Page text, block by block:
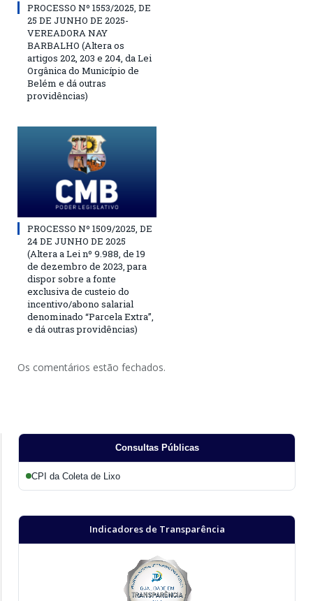
PROCESSO Nº 1553/2025, DE
25 DE JUNHO DE 2025-
VEREADORA NAY
BARBALHO (Altera os
artigos 202, 203 e 204, da Lei
Orgânica do Município de
Belém e dá outras
providências)
PROCESSO Nº 1509/2025, DE
24 DE JUNHO DE 2025
(Altera a Lei nº 9.988, de 19
de dezembro de 2023, para
dispor sobre a fonte
exclusiva de custeio do
incentivo/abono salarial
denominado “Parcela Extra”,
e dá outras providências)
Os comentários estão fechados.
Consultas Públicas
CPI da Coleta de Lixo
Indicadores de Transparência